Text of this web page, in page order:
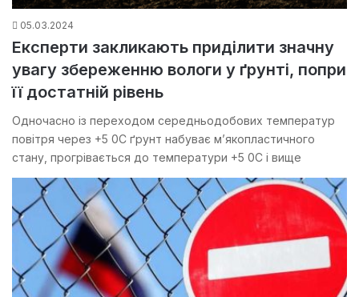
05.03.2024
Експерти закликають приділити значну
увагу збереженню вологи у ґрунті, попри
її достатній рівень
Одночасно із переходом середньодобових температур
повітря через +5 0С ґрунт набуває м’якопластичного
стану, прогрівається до температури +5 0С і вище